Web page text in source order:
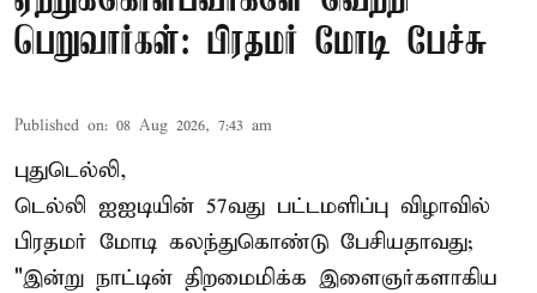
பெறுவார்கள்: பிரதமர் மோடி பேச்சு
Published on: 08 Aug 2026, 7:43 am
புதுடெல்லி,
டெல்லி ஐஐடியின் 57வது பட்டமளிப்பு விழாவில்
பிரதமர் மோடி கலந்துகொண்டு பேசியதாவது;
"இன்று நாட்டின் திறமைமிக்க இளைஞர்களாகிய